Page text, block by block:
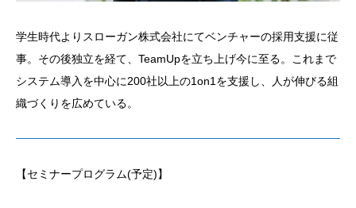
学生時代よりスローガン株式会社にてベンチャーの採用支援に従
事。その後独立を経て、TeamUpを立ち上げ今に至る。これまで
システム導入を中心に200社以上の1on1を支援し、人が伸びる組
織づくりを広めている。
【セミナープログラム(予定)】